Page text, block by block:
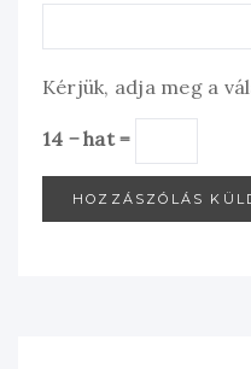
Kérjük, adja meg a
14 − hat =